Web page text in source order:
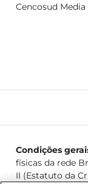
Cencosud Media
Condições
físicas da rede
II (Estatuto da